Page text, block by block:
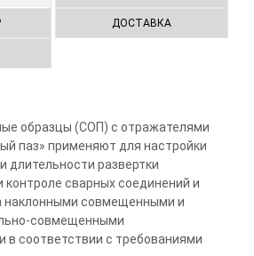
ДОСТАВКА
образцы (СОП) с отражателями
паз» применяют для настройки
длительности развертки
контроле сварных соединений и
наклонными совмещенными и
совмещенными
в соответствии с требованиями